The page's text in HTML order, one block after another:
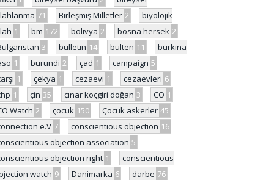
71 Birleşmiş Milletler 2
biyolojik
1 bm 172 bolivya 2 bosna hersek 2
3 bulletin 14 bülten 11
burkina
1 burundi 2 çad 1 campaign 5
1 çekya 1 cezaevi 1 cezaevleri 6
1 çin 35 çınar koçgiri doğan 3 CO 1
Watch 2 çocuk 150 Çocuk askerler 45
e.V 7 conscientious objection 16
objection association 5
objection right 1
conscientious
watch 9 Danimarka 6 darbe 76